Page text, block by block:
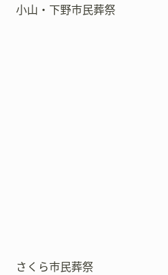
小山・下野市民葬祭
さくら市民葬祭